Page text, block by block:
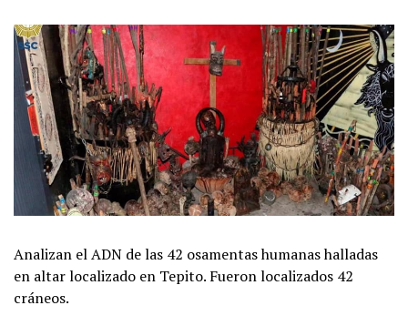
Analizan el ADN de las 42 osamentas humanas halladas
en altar localizado en Tepito. Fueron localizados 42
cráneos.